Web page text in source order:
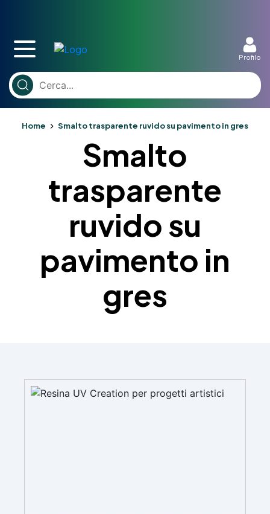
Profilo
Home Smalto trasparente ruvido su pavimento in gres
Smalto
trasparente
ruvido su
pavimento in
gres